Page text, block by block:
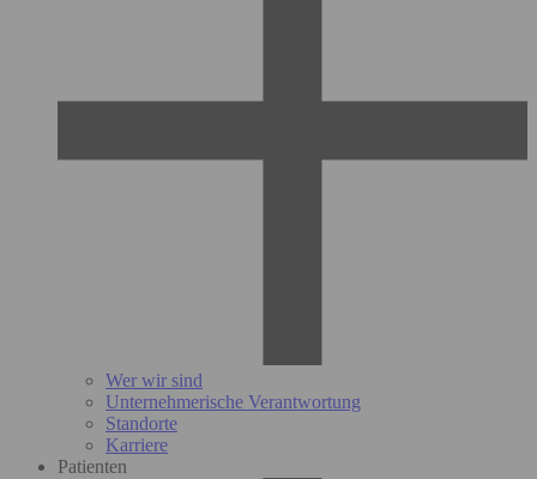
Wer wir sind
Unternehmerische Verantwortung
Standorte
Karriere
Patienten